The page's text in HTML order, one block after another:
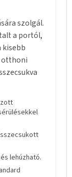
szolgál.
a portól,
kisebb
otthoni
lehúzható.